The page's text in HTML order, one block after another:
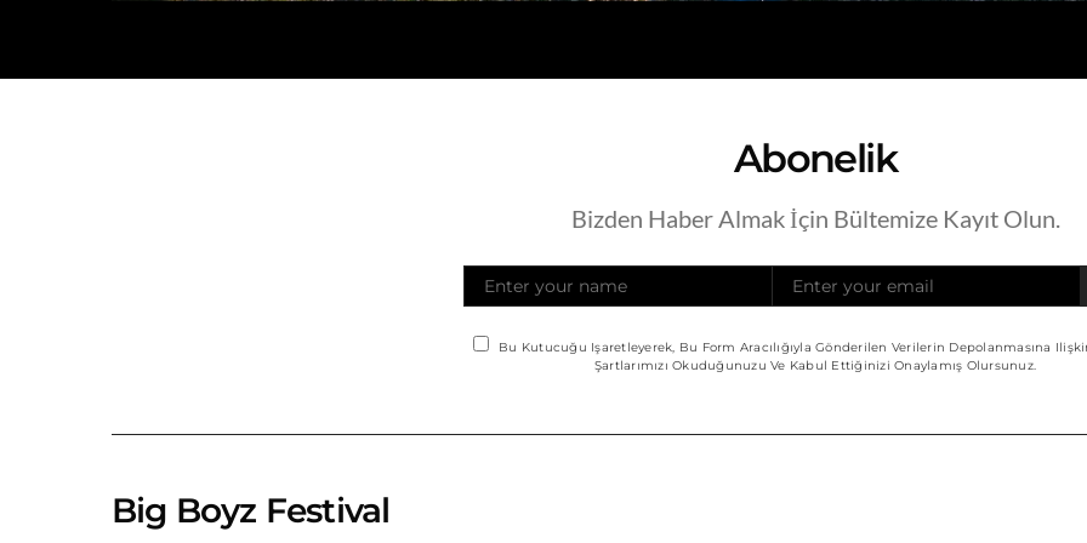
Abonelik
Bizden Haber Almak İçin Bültemize Kayıt Olun.
Bu Kutucuğu Işaretleyerek, Bu Form Aracılığıyla Gönderilen Verilerin Depolanmasına
Şartlarımızı Okuduğunuzu Ve Kabul Ettiğinizi Onaylamış Olursunuz.
Big Boyz Festival